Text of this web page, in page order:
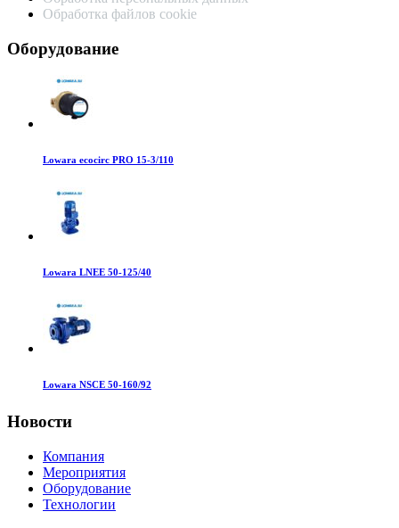
Обработка файлов cookie
Оборудование
Lowara ecocirc PRO 15-3/110
Lowara LNEE 50-125/40
Lowara NSCE 50-160/92
Новости
Компания
Мероприятия
Оборудование
Технологии